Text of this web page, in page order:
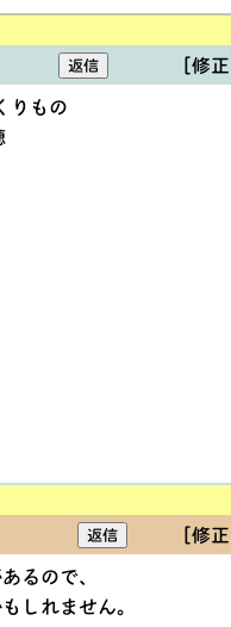
[修正]
りもの
[修正]
るので、
しれません。